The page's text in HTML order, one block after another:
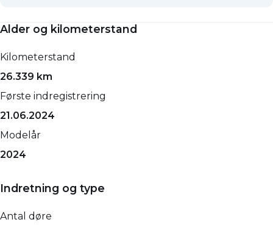
Alder og kilometerstand
Kilometerstand
26.339 km
Første indregistrering
21.06.2024
Modelår
2024
Indretning og type
Antal døre